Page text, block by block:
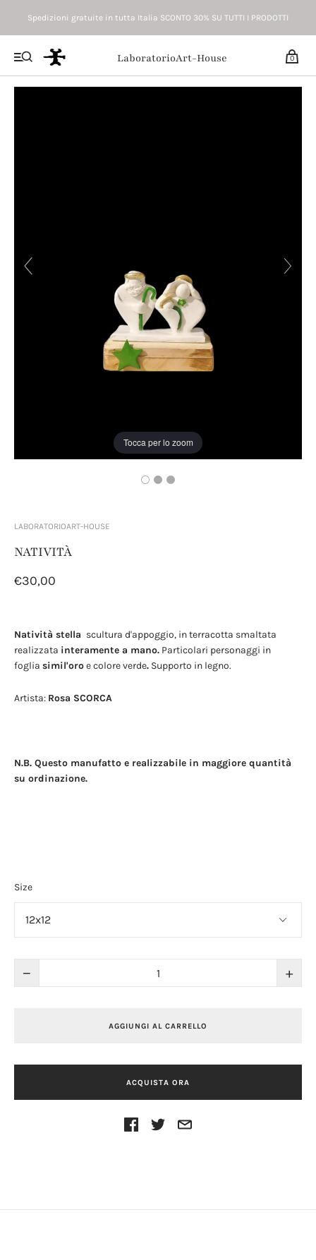
Spedizioni gratuite in tutta Italia SCONTO 30% SU TUTTI I PRODOTTI
LaboratorioArt-House 0
Tocca per lo zoom
LABORATORIOART-HOUSE
NATIVITÀ
€30,00
Natività stella scultura d'appoggio, in terracotta smaltata
realizzata interamente a mano. Particolari personaggi in
foglia simil'oroe colore verde. Supporto in legno.
Artista: Rosa SCORCA
N.B. Questo manufatto e realizzabile in maggiore quantità
su ordinazione.
Size
− +
AGGIUNGI AL CARRELLO
ACQUISTA ORA